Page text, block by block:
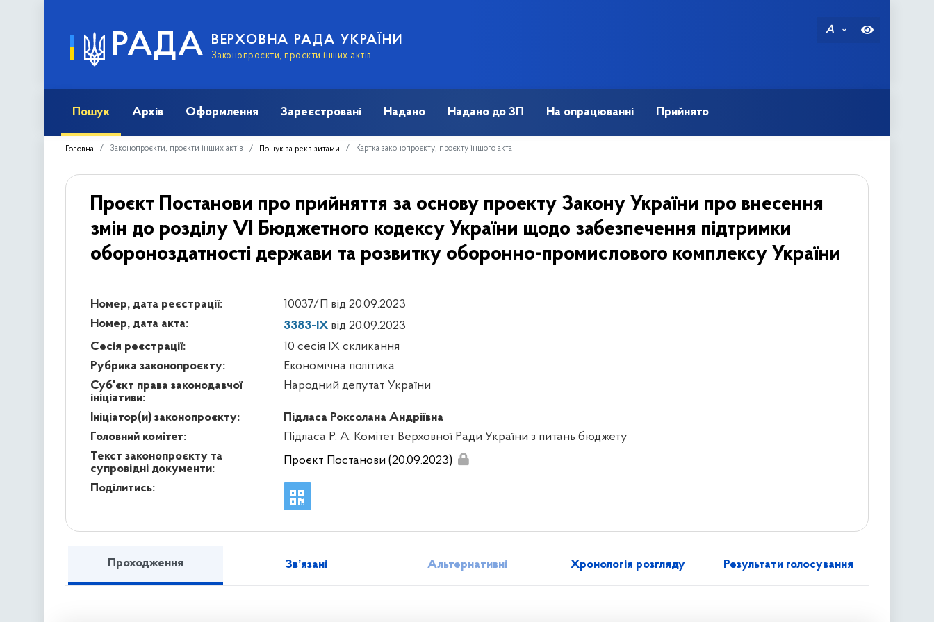
РАДА ВЕРХОВНА РАДА УКРАЇНИ
Законопроєкти, проєкти інших актів
A
Пошук Архів Оформлення Зареєстровані Надано Надано до ЗП На опрацюванні Прийнято
Головна Законопроєкти, проєкти інших актів Пошук за реквізитами Картка законопроєкту, проєкту іншого акта
Проєкт Постанови про прийняття за основу проекту Закону України про внесення
змін до розділу VI Бюджетного кодексу України щодо забезпечення підтримки
обороноздатності держави та розвитку оборонно-промислового комплексу України
Номер, дата реєстрації:
10037/П від 20.09.2023
Номер, дата акта:
3383-IX від 20.09.2023
Сесія реєстрації:
10 сесія IX скликання
Рубрика законопроєкту:
Економічна політика
Суб'єкт права законодавчої
ініціативи:
Народний депутат України
Ініціатор(и) законопроєкту:
Підласа Роксолана Андріївна
Головний комітет:
Підласа Р. А. Комітет Верховної Ради України з питань бюджету
Текст законопроєкту та
супровідні документи:
Проєкт Постанови (20.09.2023)
Поділитись:
Проходження Зв’язані Альтернативні Хронологія розгляду Результати голосування